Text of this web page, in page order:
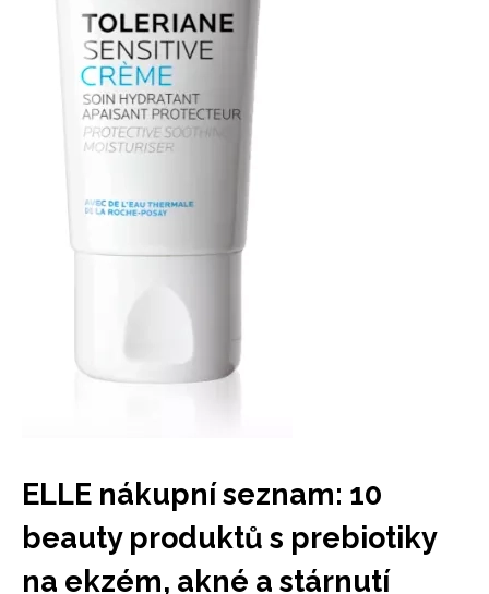
NEWSLETTER
ELLE nákupní seznam: 10
beauty produktů s prebiotiky
na ekzém, akné a stárnutí